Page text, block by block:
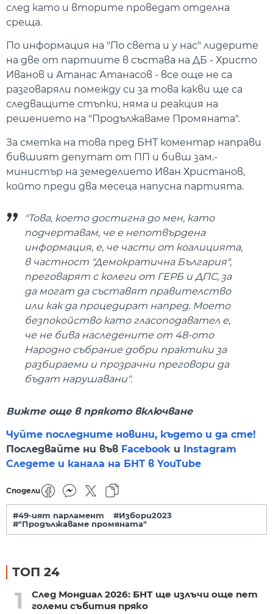
след като и вторите проведат отделна
среща.
По информация на "По света и у нас" лидерите
на две от партиите в състава на ДБ - Христо
Иванов и Атанас Атанасов - все още не са
разговаряли помежду си за това какви ще са
следващите стъпки, няма и реакция на
решението на "Продължаваме Промяната".
За сметка на това пред БНТ коментар направи
бившият депутат от ПП и бивш зам.-
министър на земеделието Иван Христанов,
който преди два месеца напусна партията.
"Това, което достигна до мен, като
подчертавам, че е непотвърдена
информация, е, че части от коалицията,
в частност "Демократична България",
преговарят с колеги от ГЕРБ и ДПС, за
да могат да съставят правителство
или как да процедират напред. Моето
безпокойство като гласоподавател е,
че не бива наследените от 48-ото
Народно събрание добри практики за
разбираеми и прозрачни преговори да
бъдат нарушавани".
Вижте още в прякото включване
Чуйте последните новини, където и да сте!
Последвайте ни във Facebook и Instagram
Следете и канала на БНТ в YouTube
Сподели
#49-ият парламент
#Избори2023
#"Продължаваме промяната"
ТОП 24
1
След Мондиал 2026: БНТ ще излъчи още пет
големи събития пряко